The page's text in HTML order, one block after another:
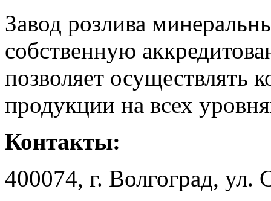
Завод розлива
собственную
позволяет осуществлять
продукции на всех
Контакты:
400074, г. Волгоград, ул.